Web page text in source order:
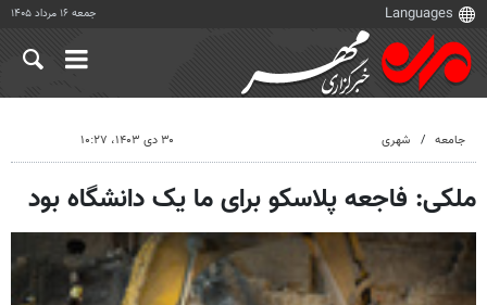
جمعه ۱۶ مرداد ۱۴۰۵
جامعه شهری ۳۰ دی ۱۴۰۳، ۱۰:۲۷
ملکی: فاجعه پلاسکو برای ما یک دانشگاه بود